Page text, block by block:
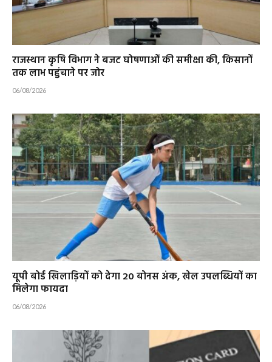
राजस्थान कृषि विभाग ने बजट घोषणाओं की समीक्षा की, किसानों
तक लाभ पहुंचाने पर जोर
06/08/2026
यूपी बोर्ड खिलाड़ियों को देगा 20 बोनस अंक, खेल उपलब्धियों का
मिलेगा फायदा
06/08/2026